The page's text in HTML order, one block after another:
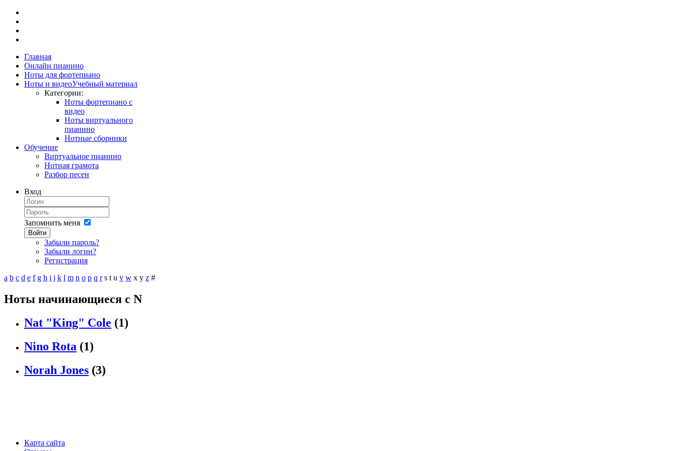
Главная
Онлайн пианино
Ноты для фортепиано
Ноты и видеоУчебный материал
Категории:
Ноты фортепиано с
видео
Ноты виртуального
пианино
Нотные сборники
Обучение
Виртуальное пианино
Нотная грамота
Разбор песен
Вход
Запомнить меня
Войти
Забыли пароль?
Забыли логин?
Регистрация
a b c d e f g h i j k l m n o p q r s t u v w x y z #
Ноты начинающиеся с N
Nat "King" Cole (1)
Nino Rota (1)
Norah Jones (3)
Карта сайта